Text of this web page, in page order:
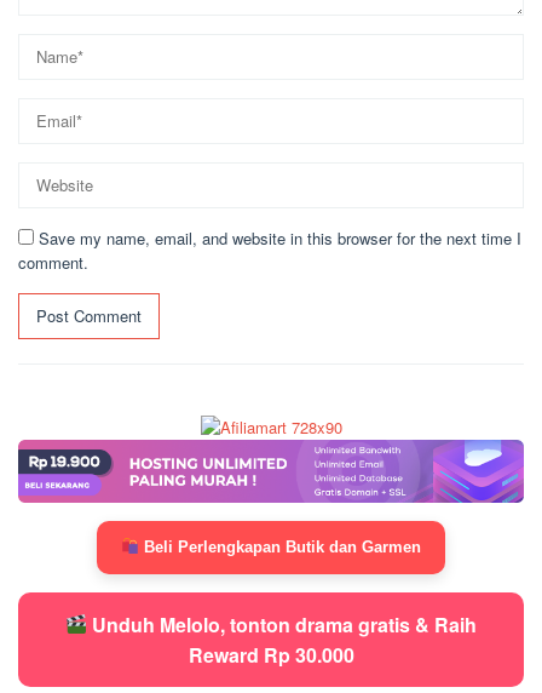
Save my name, email, and website in this browser for the next time I
comment.
Beli Perlengkapan Butik dan Garmen
Unduh Melolo, tonton drama gratis & Raih
Reward Rp 30.000